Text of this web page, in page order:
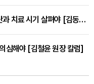
손 저림 반복된다면 손목터널증후군 진단과 치료 시기 살펴야 [김동현 원장 칼럼]
심해야 [김철윤 원장 칼럼]